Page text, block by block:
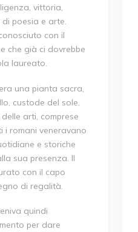
vittoria,
poesia e arte.
con il
che già ci dovrebbe
laureato.
una pianta sacra,
custode del sole,
arti, comprese
i romani veneravano
e storiche
sua presenza. Il
con il capo
di regalità.
quindi
per dare